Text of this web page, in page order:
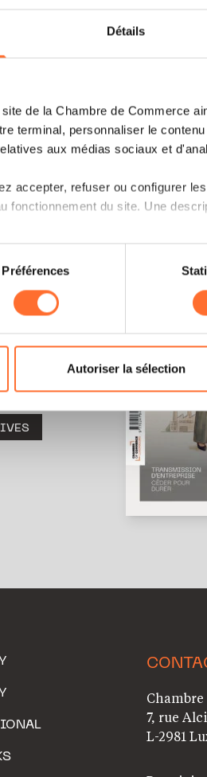
Détails
de la Chambre de Commerce
terminal, personnaliser le
aux médias sociaux et
accepter, refuser ou configurer
fonctionnement du site. Une
et certaines fonctionnalités (ex :
cookies non nécessaires.
Charte d’usage des cookieset
Préférences
Autoriser la sélection
!
7, rue
L-2981